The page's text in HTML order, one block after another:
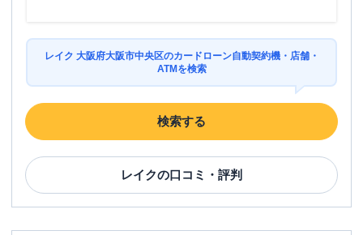
レイク 大阪府大阪市中央区のカードローン自動契約機・店舗・
ATMを検索
検索する
レイクの口コミ・評判